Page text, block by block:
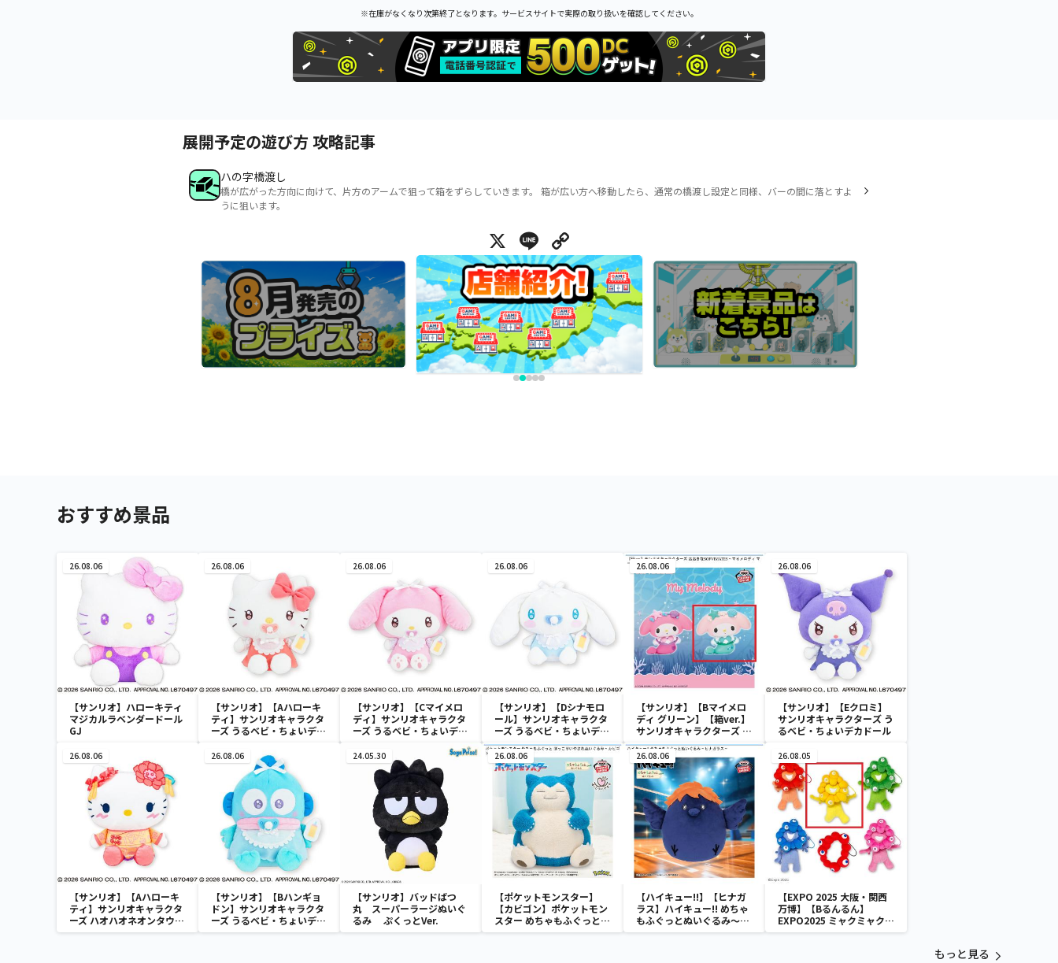
※在庫がなくなり次第終了となります。サービスサイトで実際の取り扱いを確認してください。
展開予定の遊び方 攻略記事
ハの字橋渡し
橋が広がった方向に向けて、片方のアームで狙って箱をずらしていきます。 箱が広い方へ移動したら、通常の橋渡し設定と同様、バーの間に落とすよ
うに狙います。
X Line
おすすめ景品
26.08.06
【サンリオ】ハローキティ
マジカルラベンダードール
GJ
26.08.06
【サンリオ】【Aハローキ
ティ】サンリオキャラクタ
ーズ うるベビ・ちょいデカ
26.08.06
【サンリオ】【Cマイメロ
ディ】サンリオキャラクタ
ーズ うるベビ・ちょいデカ
26.08.06
【サンリオ】【Dシナモロ
ール】サンリオキャラクタ
ーズ うるベビ・ちょいデカ
ドール
26.08.06
【サンリオ】【Bマイメロ
ディ グリーン】【箱ver.】
サンリオキャラクターズ お
おきなSOFVIMATES～マ
イメロディ マーメイドver.
～
26.08.06
【サンリオ】【Eクロミ】
サンリオキャラクターズ う
るベビ・ちょいデカドール
26.08.06
【サンリオ】【Aハローキ
ティ】サンリオキャラクタ
ーズ ハオハオネオンタウン
ドールBIGタイプ1
26.08.06
【サンリオ】【Bハンギョ
ドン】サンリオキャラクタ
ーズ うるベビ・ちょいデカ
ドール
24.05.30
【サンリオ】バッドばつ
丸 スーパーラージぬいぐ
るみ ぷくっとVer.
26.08.06
【ポケットモンスター】
【カビゴン】ポケットモン
スター めちゃもふぐっと
ほっこりいやされぬいぐる
26.08.06
【ハイキュー!!】【ヒナガ
ラス】ハイキュー!! めちゃ
もふぐっとぬいぐるみ～ヒ
ナガラス～
26.08.05
【EXPO 2025 大阪・関西
万博】【Bるんるん】
EXPO2025 ミャクミャク
カラフルゴム紐付きぬいぐ
もっと見る